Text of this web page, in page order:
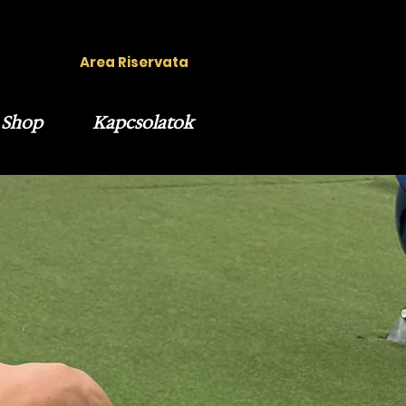
Area Riservata
Shop Kapcsolatok